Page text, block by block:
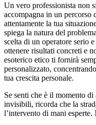
Un vero professionista non
accompagna in un percorso
attentamente la tua
spiega la natura del
scelta di un operatore serio
ottenere risultati concreti e
esoterico etico ti fornirà
personalizzato,
tua crescita personale.
Se senti che è il momento
invisibili, ricorda che la
l’intervento di mani